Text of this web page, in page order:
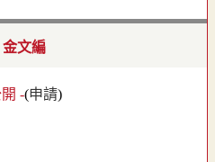
金文編
-(申請)